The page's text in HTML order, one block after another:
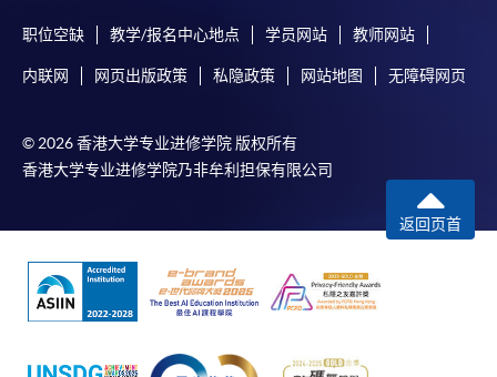
职位空缺 教学/报名中心地点 学员网站 教师网站
内联网 网页出版政策 私隐政策 网站地图 无障碍网页
© 2026 香港大学专业进修学院 版权所有
香港大学专业进修学院乃非牟利担保有限公司
返回页首